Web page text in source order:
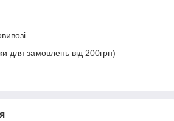
для замовлень від 200грн)